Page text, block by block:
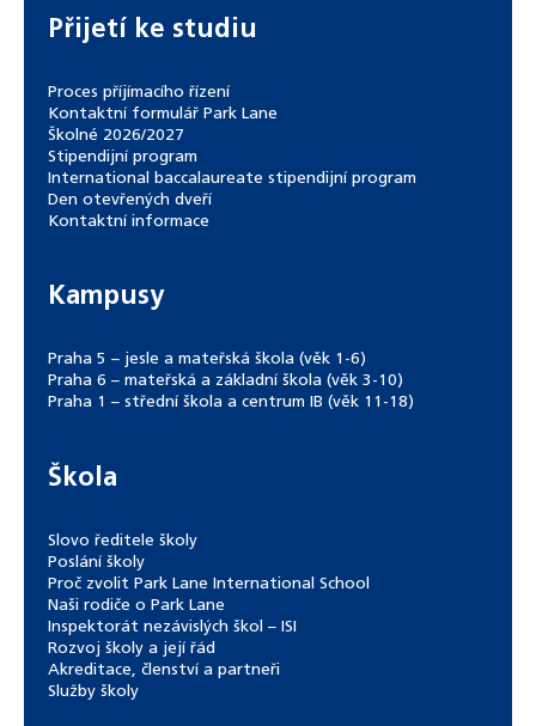
Přijetí ke studiu
Proces příjímacího řízení
Kontaktní formulář Park Lane
Školné 2026/2027
Stipendijní program
International baccalaureate stipendijní program
Den otevřených dveří
Kontaktní informace
Kampusy
Praha 5 – jesle a mateřská škola (věk 1-6)
Praha 6 – mateřská a základní škola (věk 3-10)
Praha 1 – střední škola a centrum IB (věk 11-18)
Škola
Slovo ředitele školy
Poslání školy
Proč zvolit Park Lane International School
Naši rodiče o Park Lane
Inspektorát nezávislých škol – ISI
Rozvoj školy a její řád
Akreditace, členství a partneři
Služby školy